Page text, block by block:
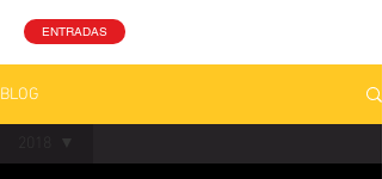
ENTRADAS
BLOG